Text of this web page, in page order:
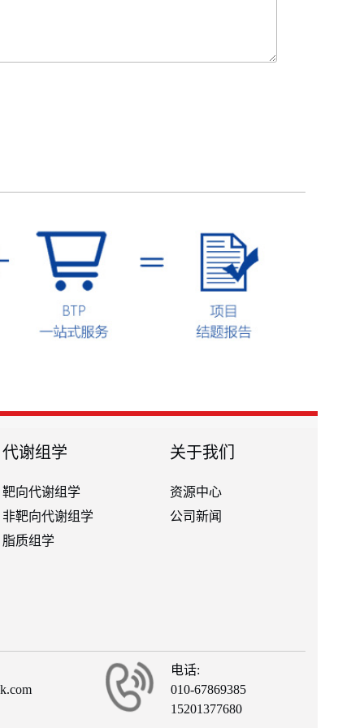
代谢组学
靶向代谢组学
非靶向代谢组学
脂质组学
关于我们
资源中心
公司新闻
电话:
010-67869385
15201377680